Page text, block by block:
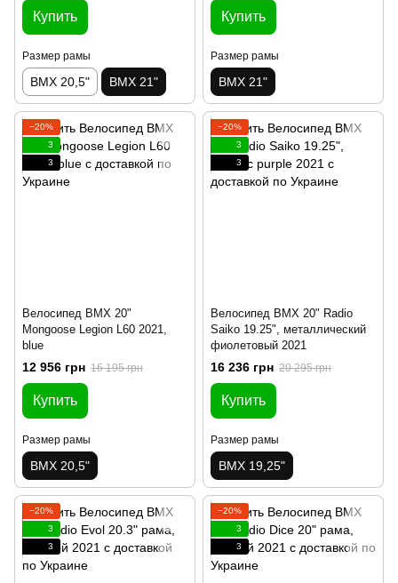
Купить
Размер рамы
BMX 20,5" BMX 21"
Купить
Размер рамы
BMX 21"
−20%
3
3
Велосипед BMX 20"
Mongoose Legion L60 2021,
blue
12 956 грн 16 195 грн
Купить
Размер рамы
BMX 20,5"
−20%
3
3
Велосипед BMX 20" Radio
Saiko 19.25", металлический
фиолетовый 2021
16 236 грн 20 295 грн
Купить
Размер рамы
BMX 19,25"
−20%
3
3
−20%
3
3